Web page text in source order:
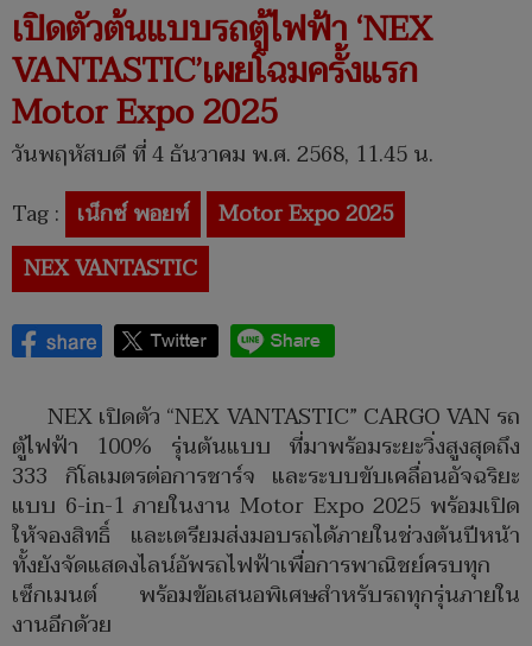
เปิดตัวต้นแบบรถตู้ไฟฟ้า ‘NEX
VANTASTIC’เผยโฉมครั้งแรก
Motor Expo 2025
วันพฤหัสบดี ที่ 4 ธันวาคม พ.ศ. 2568, 11.45 น.
Tag : เน็กซ์ พอยท์
Motor Expo 2025
NEX VANTASTIC
NEX เปิดตัว “NEX VANTASTIC” CARGO VAN รถ
ตู้ไฟฟ้า 100% รุ่นต้นแบบ ที่มาพร้อมระยะวิ่งสูงสุดถึง
333 กิโลเมตรต่อการชาร์จ และระบบขับเคลื่อนอัจฉริยะ
แบบ 6-in-1 ภายในงาน Motor Expo 2025 พร้อมเปิด
ให้จองสิทธิ์ และเตรียมส่งมอบรถได้ภายในช่วงต้นปีหน้า
ทั้งยังจัดแสดงไลน์อัพรถไฟฟ้าเพื่อการพาณิชย์ครบทุก
เซ็กเมนต์ พร้อมข้อเสนอพิเศษสำหรับรถทุกรุ่นภายใน
งานอีกด้วย